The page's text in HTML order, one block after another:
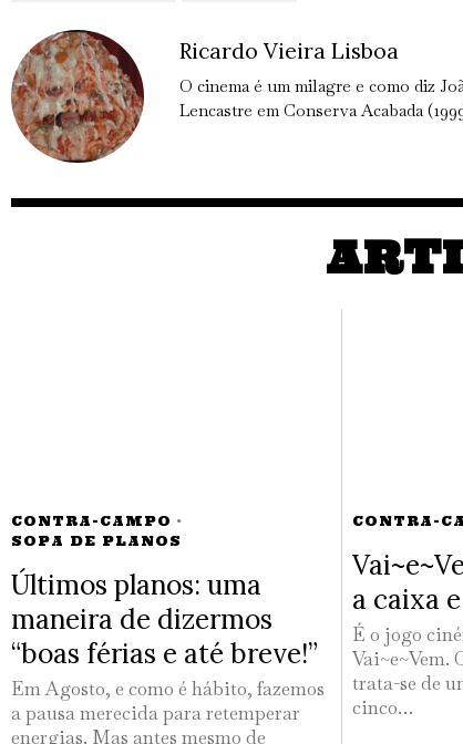
Ricardo Vieira Lisboa
O cinema é um milagre e como diz
Lencastre em Conserva Acabada
CONTRA-CAMPO ·
SOPA DE PLANOS
Últimos planos: uma
maneira de dizermos
“boas férias e até breve!”
Em Agosto, e como é hábito, fazemos
a pausa merecida para retemperar
energias. Mas antes mesmo de
CONTRA-
a caixa
É o jogo
Vai~e~Vem.
trata-se de
cinco…